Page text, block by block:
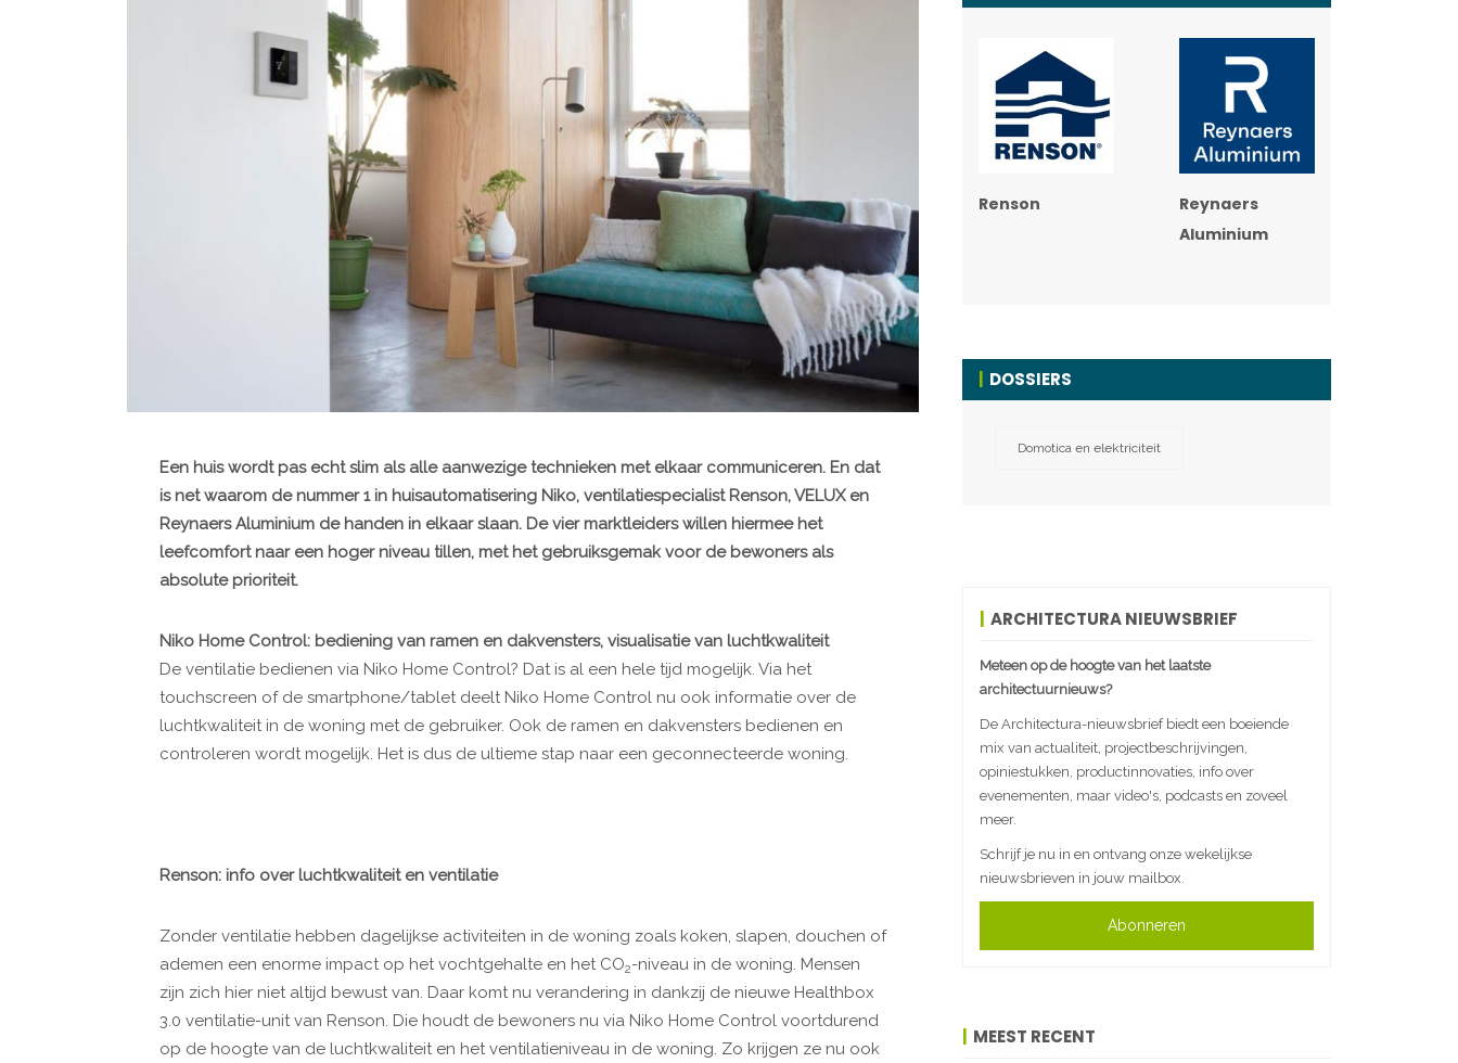
Een huis wordt pas echt slim als alle aanwezige technieken met elkaar communiceren. En dat
is net waarom de nummer 1 in huisautomatisering Niko, ventilatiespecialist Renson, VELUX en
Reynaers Aluminium de handen in elkaar slaan. De vier marktleiders willen hiermee het
leefcomfort naar een hoger niveau tillen, met het gebruiksgemak voor de bewoners als
absolute prioriteit.
Niko Home Control: bediening van ramen en dakvensters, visualisatie van luchtkwaliteit
De ventilatie bedienen via Niko Home Control? Dat is al een hele tijd mogelijk. Via het
touchscreen of de smartphone/tablet deelt Niko Home Control nu ook informatie over de
luchtkwaliteit in de woning met de gebruiker. Ook de ramen en dakvensters bedienen en
controleren wordt mogelijk. Het is dus de ultieme stap naar een geconnecteerde woning.
Renson: info over luchtkwaliteit en ventilatie
Zonder ventilatie hebben dagelijkse activiteiten in de woning zoals koken, slapen, douchen of
ademen een enorme impact op het vochtgehalte en het CO2-niveau in de woning. Mensen
zijn zich hier niet altijd bewust van. Daar komt nu verandering in dankzij de nieuwe Healthbox
3.0 ventilatie-unit van Renson. Die houdt de bewoners nu via Niko Home Control voortdurend
op de hoogte van de luchtkwaliteit en het ventilatieniveau in de woning. Zo krijgen ze nu ook
Renson
Reynaers
Aluminium
DOSSIERS
Domotica en elektriciteit
ARCHITECTURA NIEUWSBRIEF
Meteen op de hoogte van het laatste
architectuurnieuws?
De Architectura-nieuwsbrief biedt een boeiende
mix van actualiteit, projectbeschrijvingen,
opiniestukken, productinnovaties, info over
evenementen, maar video's, podcasts en zoveel
meer.
Schrijf je nu in en ontvang onze wekelijkse
nieuwsbrieven in jouw mailbox.
Abonneren
MEEST RECENT